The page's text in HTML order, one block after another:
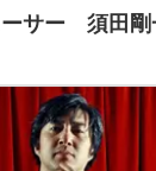
ーサー 須田剛